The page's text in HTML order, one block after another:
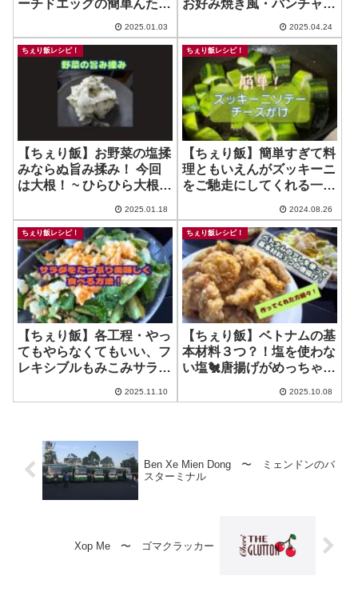
ーチドエッグの簡単んた作
2025.01.03
お好み焼き風・バンチャン
2025.04.24
ちぇり飯レシピ！
【ちぇり飯】お野菜の塩揉
みならぬ旨み揉み！ 今回
は大根！ ~ ひらひら大根の
2025.01.18
ちぇり飯レシピ！
【ちぇり飯】簡単すぎて料
理ともいえんがズッキーニ
をご馳走にしてくれる一品
Cheese
2024.08.26
ちぇり飯レシピ！
【ちぇり飯】各工程・やっ
てもやらなくてもいい、フ
レキシブルもみこみサラ
す！
2025.11.10
ちぇり飯レシピ！
【ちぇり飯】ベトナムの基
本材料３つ？！塩を使わな
い塩🐔唐揚げがめっちゃ美
2025.10.08
Ben Xe Mien Dong 〜 ミェンドンのバ
スターミナル
Xop Me 〜 ゴマクラッカー